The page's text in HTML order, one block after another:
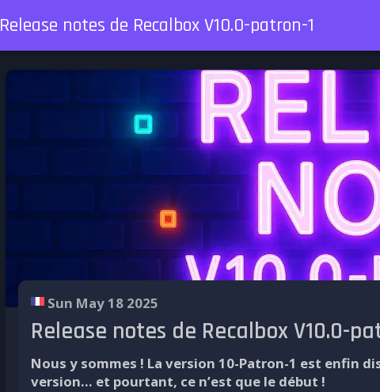
Release notes de Recalbox V10.0-patron-1
Sun May 18 2025
Release notes de Recalbox V10.0-
Nous y sommes ! La version 10-Patron-1 est enfin
version… et pourtant, ce n’est que le début !